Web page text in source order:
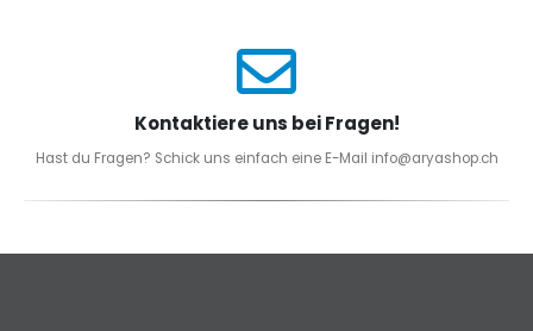
Kontaktiere uns bei Fragen!
Hast du Fragen? Schick uns einfach eine E-Mail info@aryashop.ch